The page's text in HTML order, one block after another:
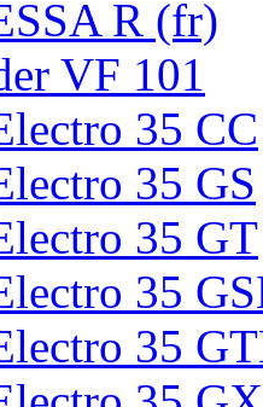
R (fr)
VF 101
35 CC
35 GS
35 GT
35
35